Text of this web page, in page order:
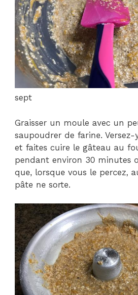
sept
Graisser un moule avec un
saupoudrer de farine.
et faites cuire le gâteau au
pendant environ 30 minutes
que, lorsque vous le percez,
pâte ne sorte.